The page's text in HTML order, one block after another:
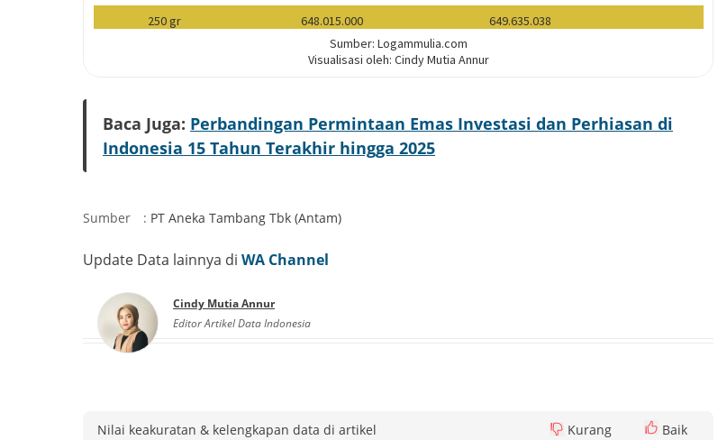
Baca Juga: Perbandingan Permintaan Emas Investasi dan Perhiasan di
Indonesia 15 Tahun Terakhir hingga 2025
Sumber : PT Aneka Tambang Tbk (Antam)
Update Data lainnya di WA Channel
Cindy Mutia Annur
Editor Artikel Data Indonesia
Nilai keakuratan & kelengkapan data di artikel Kurang Baik